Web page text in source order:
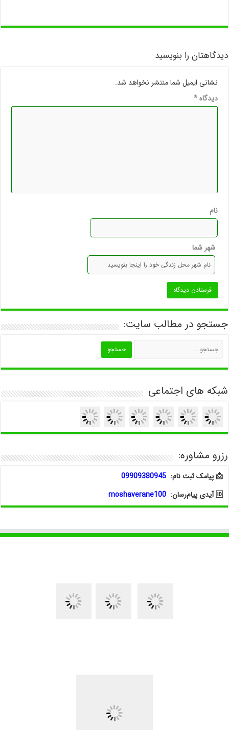
دیدگاهتان را بنویسید
نشانی ایمیل شما منتشر نخواهد شد.
دیدگاه*
نام
شهر شما
جستجو در مطالب سایت:
شبکه های اجتماعی
رزرو مشاوره:
📩 پیامک ثبت نام:09909380945
🆔 آیدی پیام‌رسان:
moshaverane100